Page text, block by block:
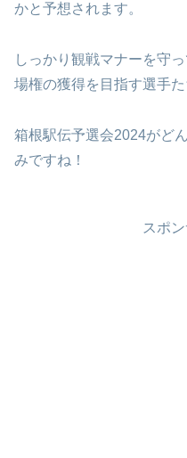
かと予想されます。
しっかり観戦マナーを守
場権の獲得を目指す選手
箱根駅伝予選会2024がど
みですね！
スポ